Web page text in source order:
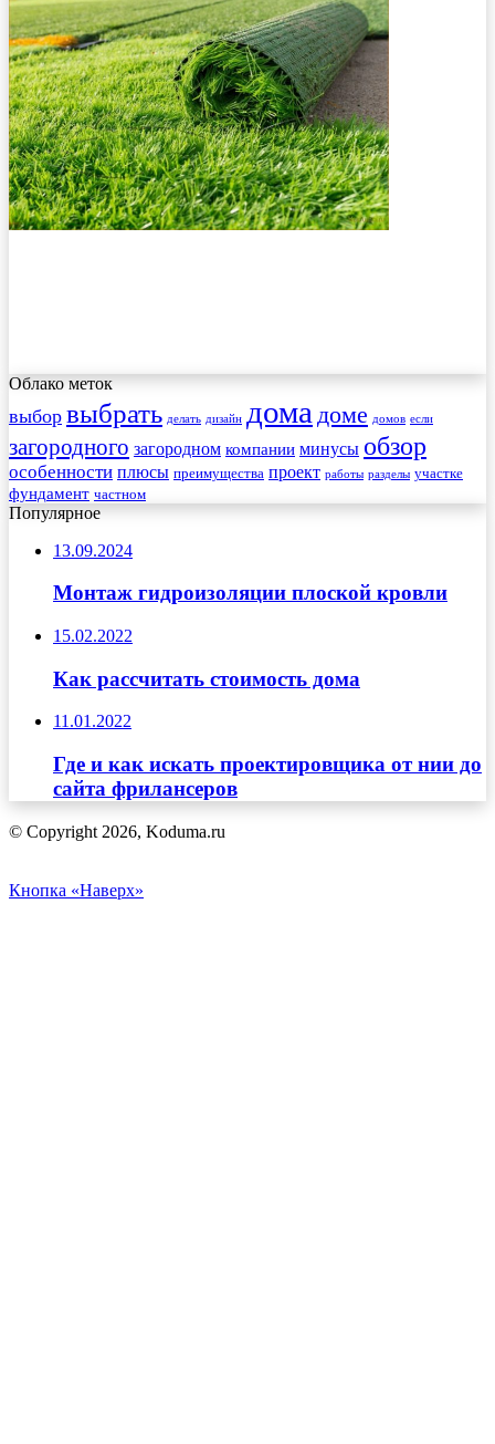
Облако меток
выбор выбрать делать дизайн дома доме домов если
загородного загородном компании минусы обзор
особенности плюсы преимущества проект работы разделы участке
фундамент частном
Популярное
13.09.2024
Монтаж гидроизоляции плоской кровли
15.02.2022
Как рассчитать стоимость дома
11.01.2022
Где и как искать проектировщика от нии до
сайта фрилансеров
© Copyright 2026, Koduma.ru
Кнопка «Наверх»